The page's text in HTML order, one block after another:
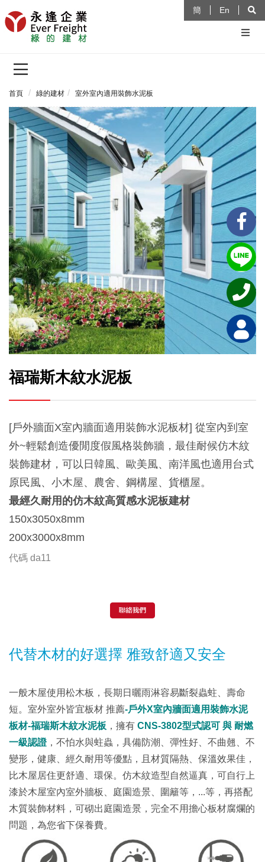
簡 En
首頁 綠的建材 室外室內適用裝飾水泥板
福瑞斯木紋水泥板
[戶外牆面X室內牆面適用裝飾水泥板材] 從室內到室
外~輕鬆創造優閒度假風格裝飾牆，最佳耐候仿木紋
裝飾建材，可以日韓風、歐美風、南洋風也適用台式
原民風、小木屋、農舍、鋼構屋、貨櫃屋。
最經久耐用的仿木紋高質感水泥板建材
150x3050x8mm
200x3000x8mm
代碼 da11
代替木材的好選擇 雅致舒適又安全
一般木屋使用松木板，長期日曬雨淋容易斷裂蟲蛀、壽命
短。室外室外皆宜板材 推薦-戶外X室內牆面適用裝飾水泥
板材-福瑞斯木紋水泥板 ，擁有 CNS-3802型式認可 與 耐燃
一級認證，不怕水與蛀蟲，具備防潮、彈性好、不曲翹、不
變形，健康、經久耐用等優點，且材質隔熱、保溫效果佳，
比木屋居住更舒適、環保。仿木紋造型自然逼真，可自行上
漆於木屋室內室外牆板、庭園造景、圍籬等，...等，再搭配
木質裝飾材料，可砌出庭園造景，完全不用擔心板材腐爛的
問題，為您省下保養費。